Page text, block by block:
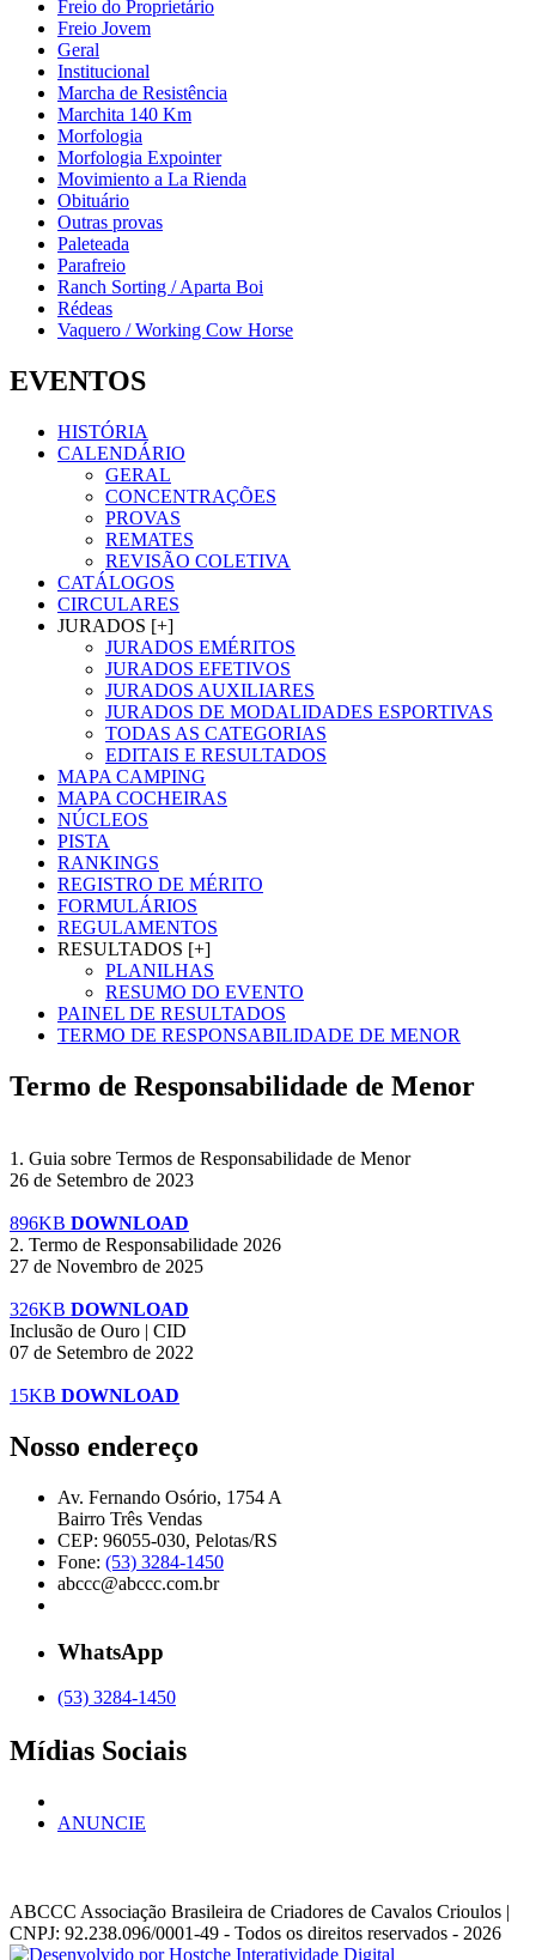
Freio do Proprietário
Freio Jovem
Geral
Institucional
Marcha de Resistência
Marchita 140 Km
Morfologia
Morfologia Expointer
Movimiento a La Rienda
Obituário
Outras provas
Paleteada
Parafreio
Ranch Sorting / Aparta Boi
Rédeas
Vaquero / Working Cow Horse
EVENTOS
HISTÓRIA
CALENDÁRIO
GERAL
CONCENTRAÇÕES
PROVAS
REMATES
REVISÃO COLETIVA
CATÁLOGOS
CIRCULARES
JURADOS [+]
JURADOS EMÉRITOS
JURADOS EFETIVOS
JURADOS AUXILIARES
JURADOS DE MODALIDADES ESPORTIVAS
TODAS AS CATEGORIAS
EDITAIS E RESULTADOS
MAPA CAMPING
MAPA COCHEIRAS
NÚCLEOS
PISTA
RANKINGS
REGISTRO DE MÉRITO
FORMULÁRIOS
REGULAMENTOS
RESULTADOS [+]
PLANILHAS
RESUMO DO EVENTO
PAINEL DE RESULTADOS
TERMO DE RESPONSABILIDADE DE MENOR
Termo de Responsabilidade de Menor
1. Guia sobre Termos de Responsabilidade de Menor
26 de Setembro de 2023
896KB DOWNLOAD
2. Termo de Responsabilidade 2026
27 de Novembro de 2025
326KB DOWNLOAD
Inclusão de Ouro | CID
07 de Setembro de 2022
15KB DOWNLOAD
Nosso endereço
Av. Fernando Osório, 1754 A
Bairro Três Vendas
CEP: 96055-030, Pelotas/RS
Fone: (53) 3284-1450
abccc@abccc.com.br
WhatsApp
(53) 3284-1450
Mídias Sociais
ANUNCIE
ABCCC Associação Brasileira de Criadores de Cavalos Crioulos |
CNPJ: 92.238.096/0001-49 - Todos os direitos reservados - 2026